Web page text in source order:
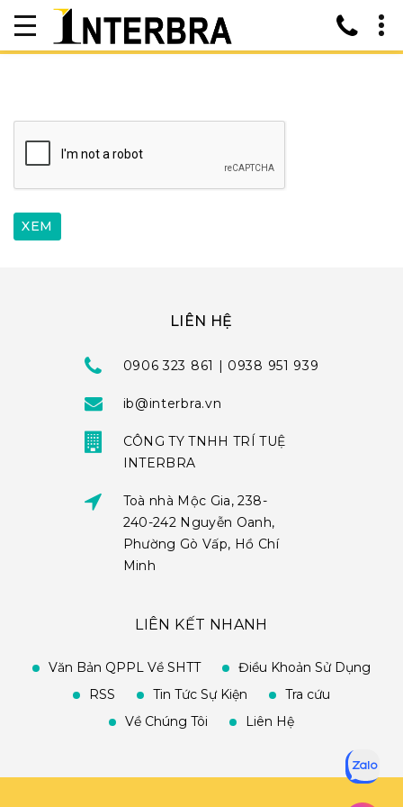
LIÊN HỆ
0906 323 861 | 0938 951 939
ib@interbra.vn
CÔNG TY TNHH TRÍ TUỆ
INTERBRA
Toà nhà Mộc Gia, 238-
240-242 Nguyễn Oanh,
Phường Gò Vấp, Hồ Chí
Minh
LIÊN KẾT NHANH
Văn Bản QPPL Về SHTT
Điều Khoản Sử Dụng
RSS
Tin Tức Sự Kiện
Tra cứu
Về Chúng Tôi
Liên Hệ